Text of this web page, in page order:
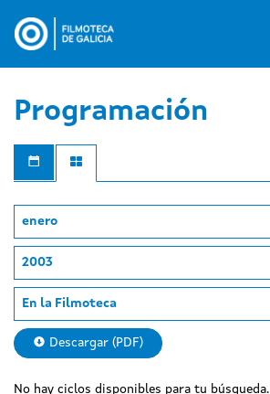
contenido
Programación
enero
2003
En la Filmoteca
Descargar (PDF)
No hay ciclos disponibles para tu búsqueda.